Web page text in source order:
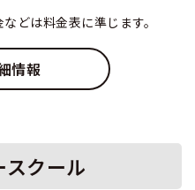
どは料金表に準じます。
情報
クール